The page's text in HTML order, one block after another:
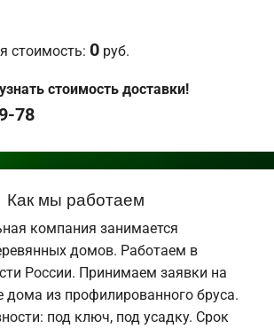
стоимость: 0 руб.
стоимость доставки!
78
Как мы работаем
компания занимается
домов. Работаем в
России. Принимаем заявки на
дома из профилированного бруса.
под ключ, под усадку. Срок